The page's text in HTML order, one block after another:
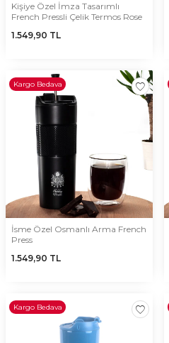
Kişiye Özel İmza Tasarımlı
French Pressli Çelik Termos Rose
1.549,90 TL
Kargo Bedava
İsme Özel Osmanlı Arma French
Press
1.549,90 TL
Kargo Bedava